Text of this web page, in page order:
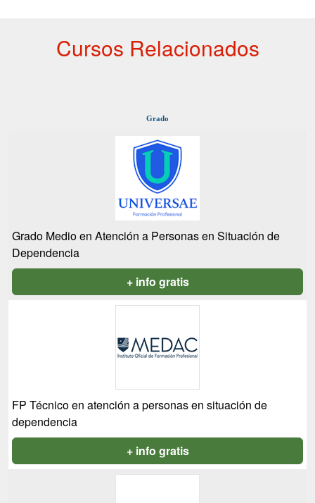
Cursos Relacionados
Grado
Grado Medio en Atención a Personas en Situación de
Dependencia
+ info gratis
FP Técnico en atención a personas en situación de
dependencia
+ info gratis